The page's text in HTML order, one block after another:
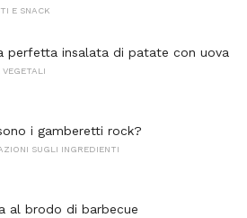
E SNACK
perfetta insalata di patate con uova
VEGETALI
i gamberetti rock?
SUGLI INGREDIENTI
al brodo di barbecue